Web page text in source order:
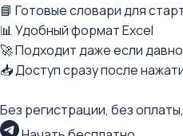
📘 Готовые словари для
📊 Удобный формат Excel
🚀 Подходит даже если
📥 Доступ сразу после
Без регистрации, без